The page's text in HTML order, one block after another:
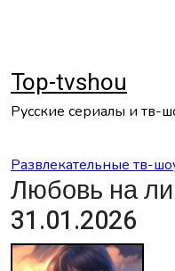
Top-tvshou
Русские сериалы и тв-
Развлекательные тв-
Любовь на
31.01.2026